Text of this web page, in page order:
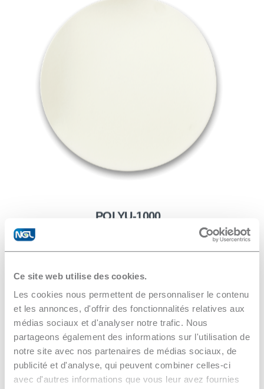
Ce site web utilise des cookies.
Les cookies nous permettent de personnaliser le contenu
et les annonces, d'offrir des fonctionnalités relatives aux
médias sociaux et d'analyser notre trafic. Nous
partageons également des informations sur l'utilisation de
notre site avec nos partenaires de médias sociaux, de
publicité et d'analyse, qui peuvent combiner celles-ci
avec d'autres informations que vous leur avez fournies
POLYU-1000
Elevata rimozione di materiale, eccellente
planarità e migliore finitura superficiale